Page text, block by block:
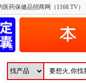
药保健品招商网（1168.TV）
广告